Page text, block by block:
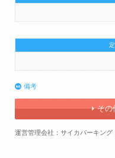
備考
その
運営管理会社：サイカパーキン